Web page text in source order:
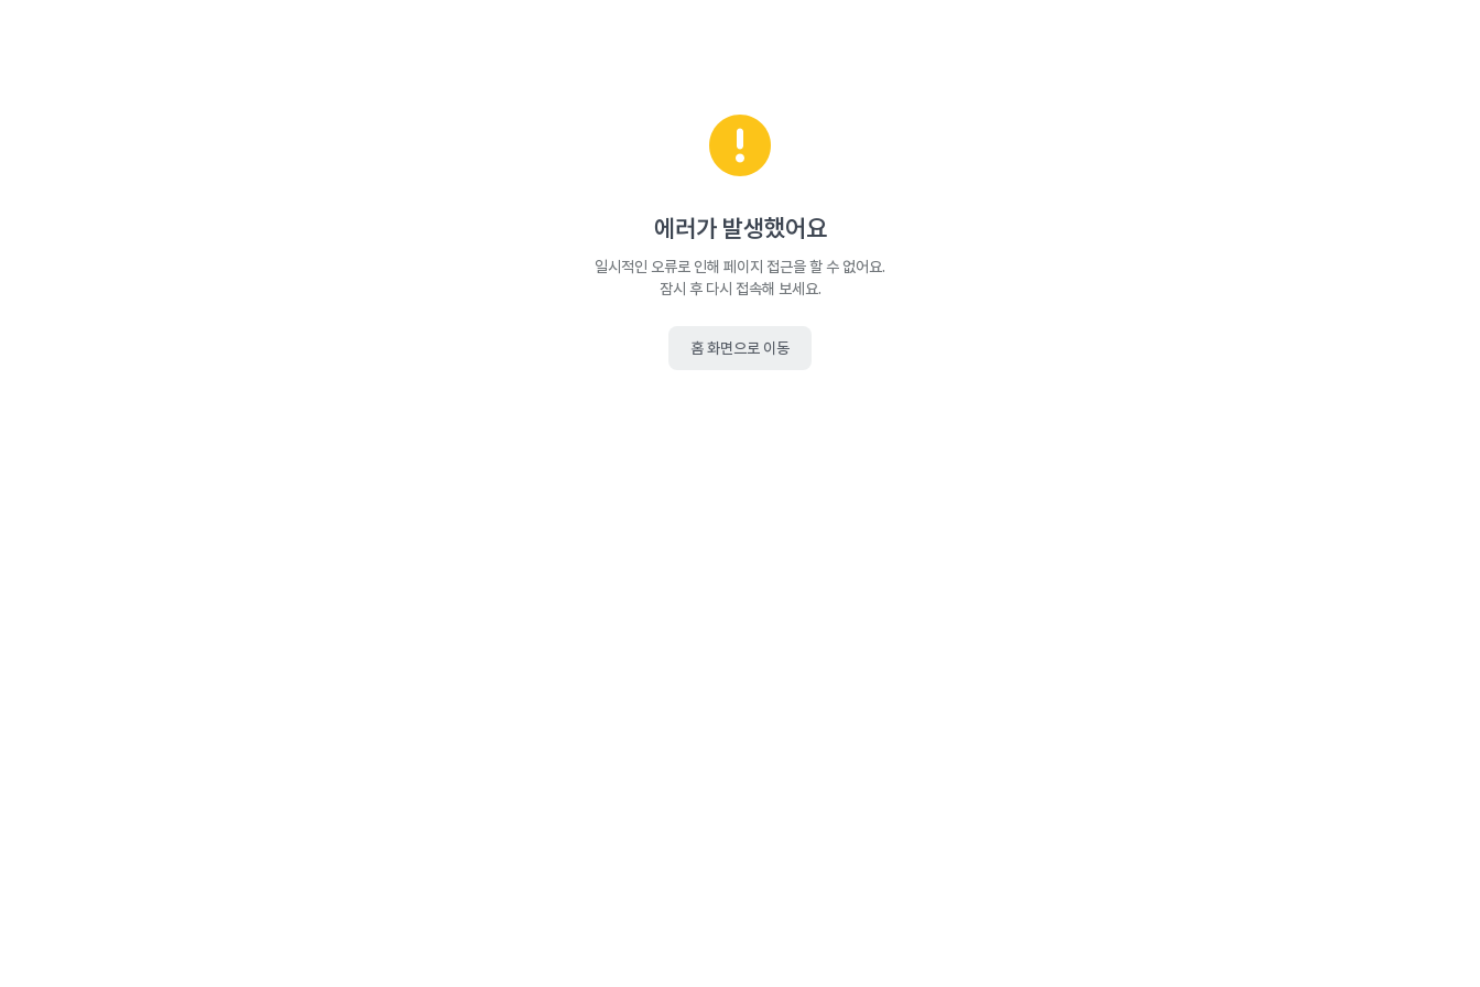
에러가 발생했어요
일시적인 오류로 인해 페이지 접근을 할 수 없어요.
잠시 후 다시 접속해 보세요.
홈 화면으로 이동